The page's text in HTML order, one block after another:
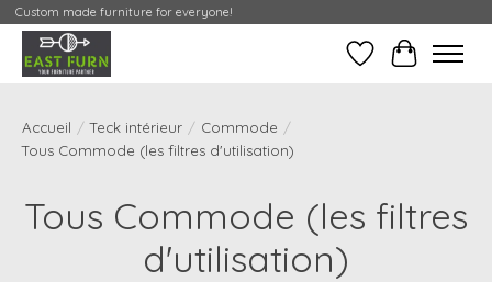
Custom made furniture for everyone!
Liste deMon
Accueil / Teck intérieur / Commode /
Tous Commode (les filtres d'utilisation)
Tous Commode (les filtres
d'utilisation)